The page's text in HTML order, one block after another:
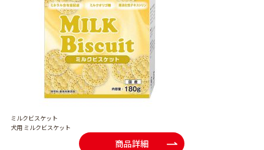
ミルクビスケット
犬用 ミルクビスケット
商品詳細